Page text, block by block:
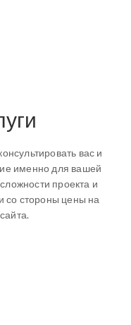
вас и
именно для вашей
проекта и
со стороны цены на